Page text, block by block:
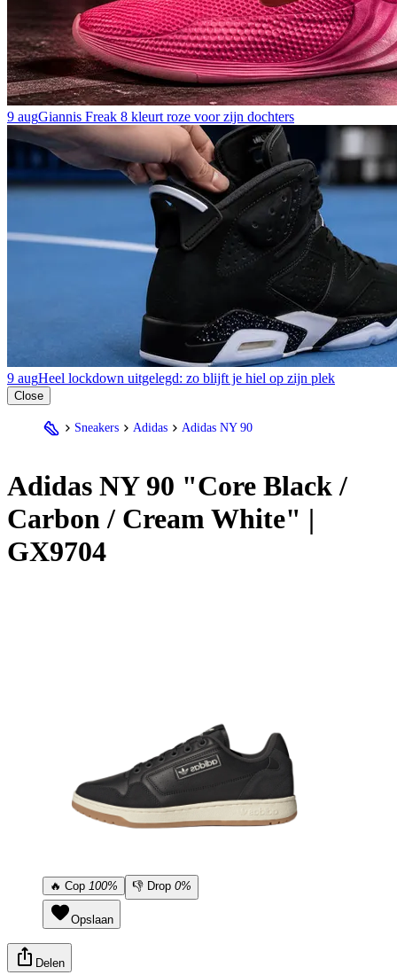
9 augGiannis Freak 8 kleurt roze voor zijn dochters
9 augHeel lockdown uitgelegd: zo blijft je hiel op zijn plek
Close
Sneakers Adidas Adidas NY 90
Adidas NY 90 "Core Black /
Carbon / Cream White" |
GX9704
🔥 Cop 100% 👎 Drop 0%
Opslaan
Delen